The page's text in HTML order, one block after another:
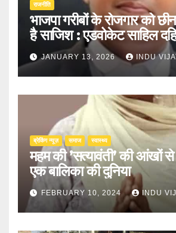
राजनीति
भाजपा गरीबों के रोजगार को
है साजिश : एडवोकेट साहिल
JANUARY 13, 2026 INDU
ब्रेकिंग न्यूज़ समाज स्वास्थ्य
महम की ’सत्यावंती’ की आंखों से
एक बालिका की दुनिया
FEBRUARY 10, 2024 INDU